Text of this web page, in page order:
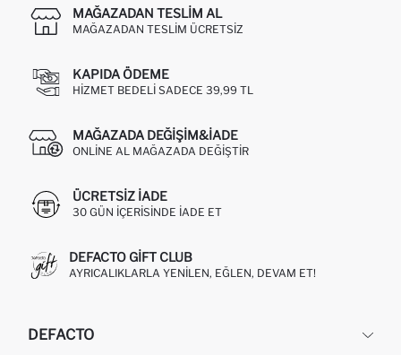
MAĞAZADAN TESLIM AL
MAĞAZADAN TESLIM ÜCRETSIZ
KAPIDA ÖDEME
HIZMET BEDELI SADECE 39,99 TL
MAĞAZADA DEĞIŞIM&İADE
ONLINE AL MAĞAZADA DEĞIŞTIR
ÜCRETSIZ IADE
30 GÜN IÇERISINDE IADE ET
DEFACTO GIFT CLUB
AYRICALIKLARLA YENILEN, EĞLEN, DEVAM ET!
DEFACTO